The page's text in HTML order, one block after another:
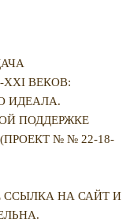
XXI ВЕКОВ:
ИДЕАЛА.
ПОДДЕРЖКЕ
№ № 22-18-
ССЫЛКА НА САЙТ И